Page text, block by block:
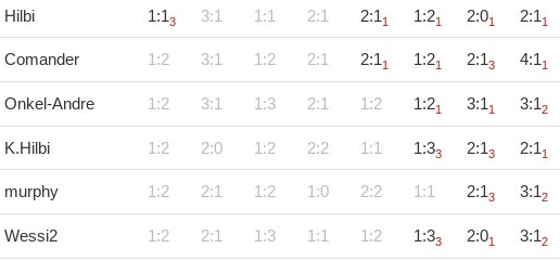
Hilbi 1:13 3:1 1:1 2:1 2:11 1:21 2:01 2:11
Comander 1:2 3:1 1:2 2:1 2:11 1:21 2:13 4:11
Onkel-Andre 1:2 3:1 1:3 2:1 1:2 1:21 3:11 3:12
K.Hilbi 1:2 2:0 1:2 2:2 1:1 1:33 2:13 2:11
murphy 1:2 2:1 1:2 1:0 2:2 1:1 2:13 3:12
Wessi2 1:2 2:1 1:3 1:1 1:2 1:33 2:01 3:12